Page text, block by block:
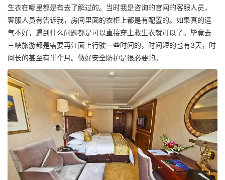
生衣在哪里都是有去了解过的。当时我是咨询的官网的客服人员，
客服人员有告诉我，房间里面的衣柜上都是有配置的。如果真的运
气不好，遇到什么问题都是可以直接穿上救生衣就可以了。毕竟去
三峡旅游都是需要再江面上行驶一些时间的，时间短的也有3天，时
间长的甚至有半个月。做好安全防护是很必要的。